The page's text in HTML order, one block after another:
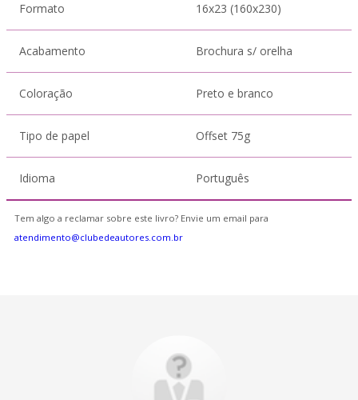
Formato 16x23 (160x230)
Acabamento Brochura s/ orelha
Coloração Preto e branco
Tipo de papel Offset 75g
Idioma Português
Tem algo a reclamar sobre este livro? Envie um email para
atendimento@clubedeautores.com.br